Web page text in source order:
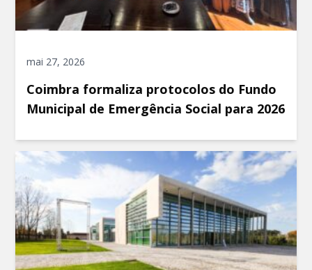
mai 27, 2026
Coimbra formaliza protocolos do Fundo
Municipal de Emergência Social para 2026